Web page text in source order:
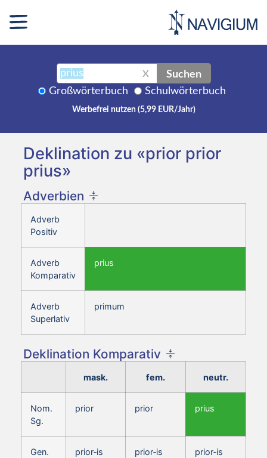
X Suchen
Großwörterbuch Schulwörterbuch
Werbefrei nutzen (5,99 EUR/Jahr)
Deklination zu «prior prior
prius»
Adverbien
Adverb
Positiv
Adverb
Komparativ
prius
Adverb
Superlativ
primum
Deklination Komparativ
mask. fem. neutr.
Nom.
Sg.
prior prior prius
Gen.
prior‑is prior‑is prior‑is